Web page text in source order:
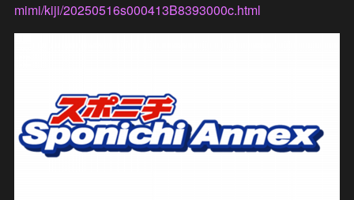
mimi/kiji/20250516s000413B8393000c.html